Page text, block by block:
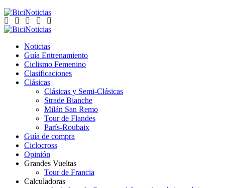
Noticias
Guía Entrenamiento
Ciclismo Femenino
Clasificaciones
Clásicas
Clásicas y Semi-Clásicas
Strade Bianche
Milán San Remo
Tour de Flandes
París-Roubaix
Guía de compra
Ciclocross
Opinión
Grandes Vueltas
Tour de Francia
Calculadoras